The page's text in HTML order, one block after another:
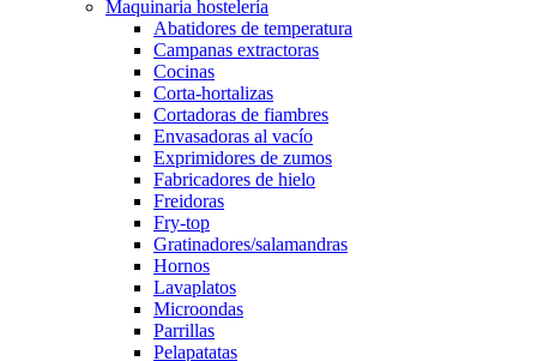
Maquinaria hostelería
Abatidores de temperatura
Campanas extractoras
Cocinas
Corta-hortalizas
Cortadoras de fiambres
Envasadoras al vacío
Exprimidores de zumos
Fabricadores de hielo
Freidoras
Fry-top
Gratinadores/salamandras
Hornos
Lavaplatos
Microondas
Parrillas
Pelapatatas